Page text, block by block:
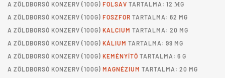
A ZÖLDBORSÓ KONZERV (100G) FOLSAV TARTALMA: 12 ΜG
A ZÖLDBORSÓ KONZERV (100G) FOSZFOR TARTALMA: 62 MG
A ZÖLDBORSÓ KONZERV (100G) KALCIUM TARTALMA: 20 MG
A ZÖLDBORSÓ KONZERV (100G) KÁLIUM TARTALMA: 99 MG
A ZÖLDBORSÓ KONZERV (100G) KEMÉNYÍTŐ TARTALMA: 6 G
A ZÖLDBORSÓ KONZERV (100G) MAGNÉZIUM TARTALMA: 20 MG